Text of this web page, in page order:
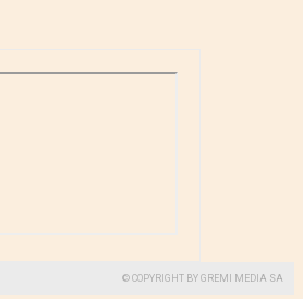
© COPYRIGHT BY GREMI MEDIA SA